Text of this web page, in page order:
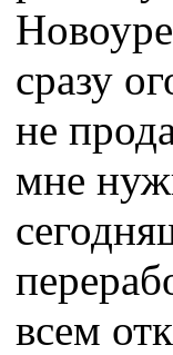
сразу
не
мне
всем